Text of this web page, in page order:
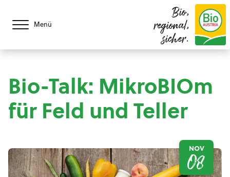
Menü
Bio,
regional,
sicher.
Bio-Talk: MikroBIOm
für Feld und Teller
NOV
08